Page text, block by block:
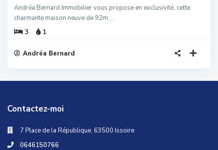
Andréa Bernard Immobilier vous propose en exclusivité, cette
charmante maison neuve de 92m ...
3
1
Andréa Bernard
Contactez-moi
7 Place de la République, 63500 Issoire
0646150766